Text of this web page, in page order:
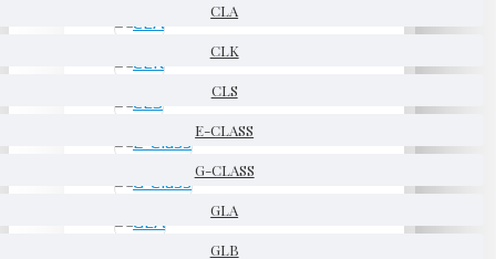
CLA
CLK
CLS
E-CLASS
G-CLASS
GLA
GLB